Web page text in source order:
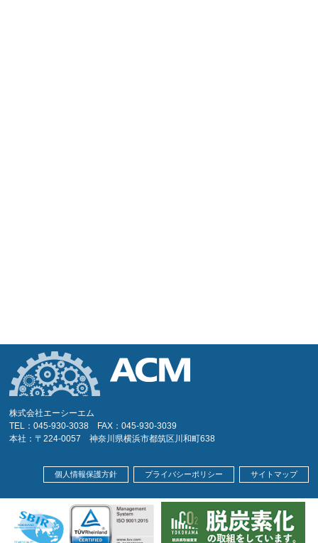
株式会社エーシーエム
TEL：045-930-3038 FAX：045-930-3039
本社：〒224-0057 神奈川県横浜市都筑区川和町638
個人情報保護方針 プライバシーポリシー サイトマップ